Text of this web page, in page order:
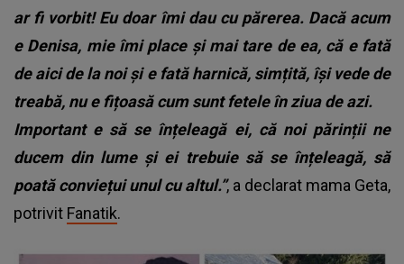
ar fi vorbit! Eu doar îmi dau cu părerea. Dacă acum
e Denisa, mie îmi place și mai tare de ea, că e fată
de aici de la noi și e fată harnică, simțită, își vede de
treabă, nu e fițoasă cum sunt fetele în ziua de azi.
Important e să se înțeleagă ei, că noi părinții ne
ducem din lume și ei trebuie să se înțeleagă, să
poată conviețui unul cu altul.”, a declarat mama Geta,
potrivit Fanatik.